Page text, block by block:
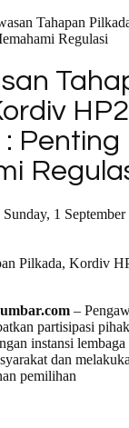
Tahapan
Regulasi
Penting
Sunday, 1
–
partisipasi
instansi lembaga
dan
pemilihan